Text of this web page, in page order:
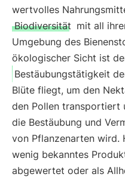
wertvolles
Biodiversität mit all
Umgebung des
ökologischer Sicht ist
Bestäubungstätigkeit
Blüte fliegt, um den
den Pollen transportiert
die Bestäubung und
von Pflanzenarten wird.
wenig bekanntes
abgewertet oder als